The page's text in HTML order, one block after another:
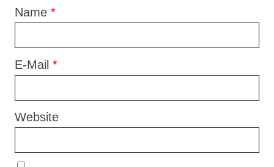
Name *
E-Mail *
Website